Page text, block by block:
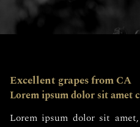
Excellent grapes from CA
Lorem ipsum dolor sit amet
Lorem ipsum dolor sit